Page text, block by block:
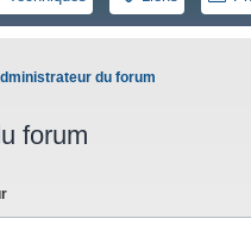
du forum
forum